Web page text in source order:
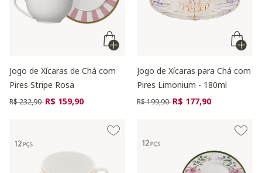
Jogo de Xícaras de Chá com
Pires Stripe Rosa
Preço reduzido de
R$ 232,90 para
R$ 159,90
Jogo de Xícaras para Chá com
Pires Limonium - 180ml
Preço reduzido de
R$ 199,90 para
R$ 177,90